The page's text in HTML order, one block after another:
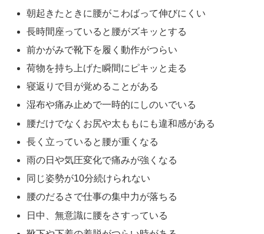
朝起きたときに腰がこわばって伸びにくい
長時間座っていると腰がズキッとする
前かがみで靴下を履く動作がつらい
荷物を持ち上げた瞬間にピキッと走る
寝返りで目が覚めることがある
湿布や痛み止めで一時的にしのいでいる
腰だけでなくお尻や太ももにも違和感がある
長く立っていると腰が重くなる
雨の日や気圧変化で痛みが強くなる
同じ姿勢が10分続けられない
腰のだるさで仕事の集中力が落ちる
日中、無意識に腰をさすっている